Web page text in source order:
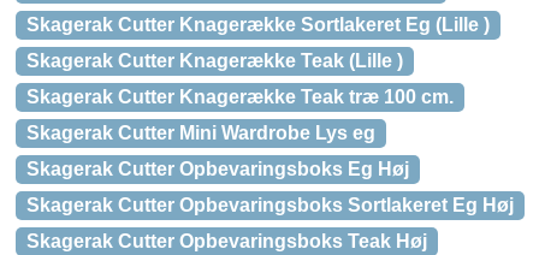
Skagerak Cutter Knagerække Sortlakeret Eg (Lille )
Skagerak Cutter Knagerække Teak (Lille )
Skagerak Cutter Knagerække Teak træ 100 cm.
Skagerak Cutter Mini Wardrobe Lys eg
Skagerak Cutter Opbevaringsboks Eg Høj
Skagerak Cutter Opbevaringsboks Sortlakeret Eg Høj
Skagerak Cutter Opbevaringsboks Teak Høj